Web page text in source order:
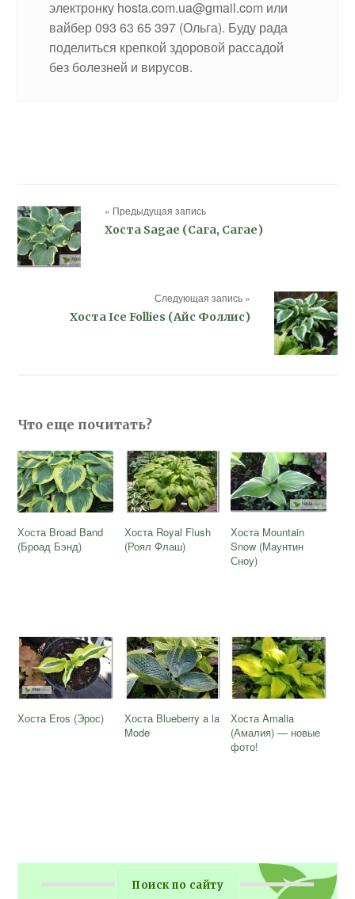
электронку hosta.com.ua@gmail.com или
вайбер 093 63 65 397 (Ольга). Буду рада
поделиться крепкой здоровой рассадой
без болезней и вирусов.
« Предыдущая запись
Хоста Sagae (Сага, Сагае)
Следующая запись »
Хоста Ice Follies (Айс Фоллис)
Что еще почитать?
Хоста Broad Band
(Броад Бэнд)
Хоста Royal Flush
(Роял Флаш)
Хоста Mountain
Snow (Маунтин
Сноу)
Хоста Eros (Эрос)
Хоста Blueberry a la
Mode
Хоста Amalia
(Амалия) — новые
фото!
Поиск по сайту